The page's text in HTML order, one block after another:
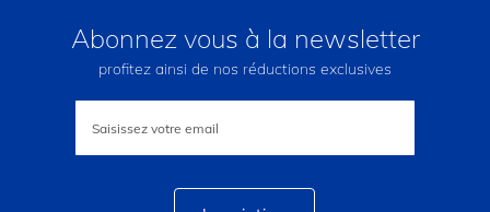
Abonnez vous à la newsletter
profitez ainsi de nos réductions exclusives
lettre